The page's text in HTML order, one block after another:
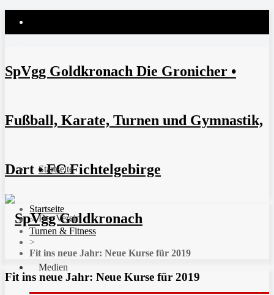
SpVgg Goldkronach Die Gronicher •
Fußball, Karate, Turnen und Gymnastik,
Dart • FC Fichtelgebirge
Startseite
Der Verein
Medien
Startseite
>
Turnen & Fitness
>
Fit ins neue Jahr: Neue Kurse für 2019
Fit ins neue Jahr: Neue Kurse für 2019